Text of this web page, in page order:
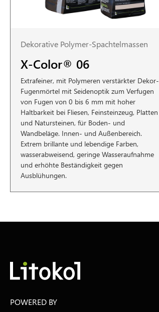
Dekorative Polymer-Spachtelmassen
X-Color® 06
Extrafeiner, mit Polymeren verstärkter Dekor-
Fugenmörtel mit Seidenoptik zum Verfugen
von Fugen von 0 bis 6 mm mit hoher
Haltbarkeit bei Fliesen, Feinsteinzeug, Platten
und Natursteinen, für Boden- und
Wandbeläge. Innen- und Außenbereich.
Extrem brillante und lebendige Farben,
wasserabweisend, geringe Wasseraufnahme
und erhöhte Beständigkeit gegen
Ausblühungen.
POWERED BY